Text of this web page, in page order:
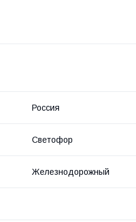
Россия
Светофор
Железнодорожный